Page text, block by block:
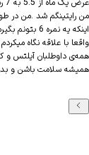
عرض یک
شد .من در طول
اینکه یه نمره 6
با علاقه نگاه میکردم
داوطلبان آیلتس و کلا
سلامت باشن و